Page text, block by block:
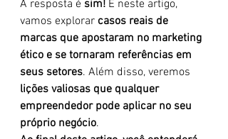
A resposta é sim! E neste artigo,
vamos explorar casos reais de
marcas que apostaram no marketing
ético e se tornaram referências em
seus setores. Além disso, veremos
lições valiosas que qualquer
empreendedor pode aplicar no seu
próprio negócio.